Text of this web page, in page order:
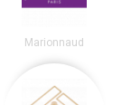
Marionnaud